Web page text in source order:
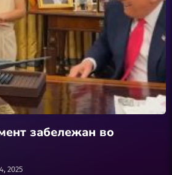
trending_flat
забележан во
2025